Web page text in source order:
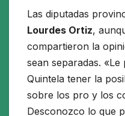
Las diputadas
Lourdes Ortiz,
compartieron la
sean separadas.
Quintela tener la
sobre los pro y los
Desconozco lo que